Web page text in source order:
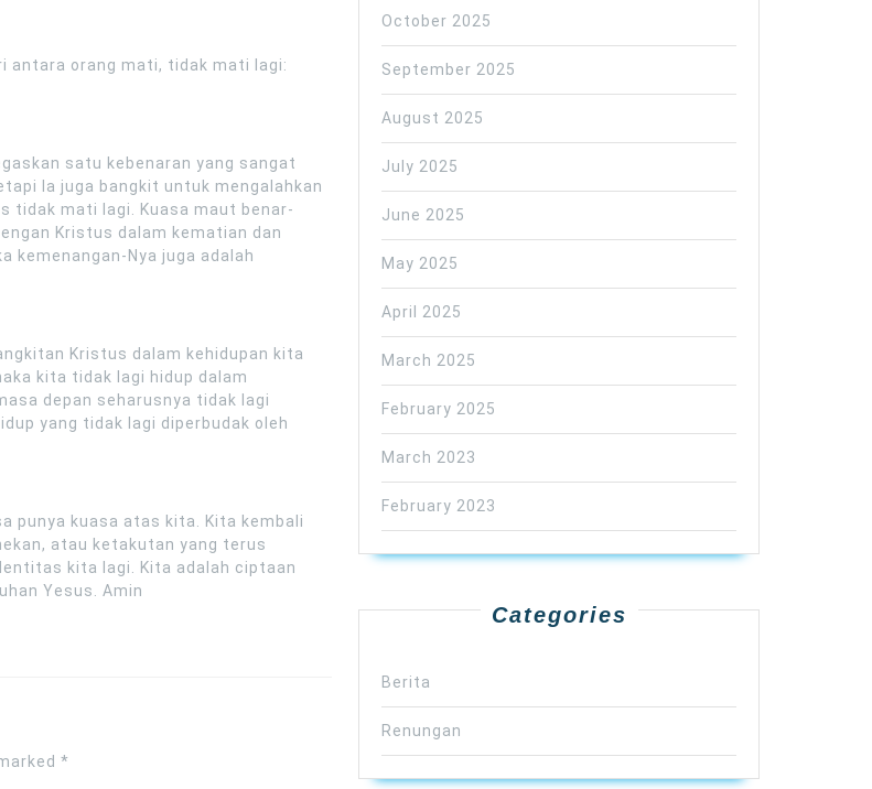
antara orang mati, tidak mati lagi:
satu kebenaran yang sangat
Ia juga bangkit untuk mengalahkan
tidak mati lagi. Kuasa maut benar-
Kristus dalam kematian dan
kemenangan-Nya juga adalah
Kristus dalam kehidupan kita
kita tidak lagi hidup dalam
depan seharusnya tidak lagi
yang tidak lagi diperbudak oleh
punya kuasa atas kita. Kita kembali
atau ketakutan yang terus
kita lagi. Kita adalah ciptaan
Yesus. Amin
*
October 2025
September 2025
August 2025
July 2025
June 2025
May 2025
April 2025
March 2025
February 2025
March 2023
February 2023
Categories
Berita
Renungan